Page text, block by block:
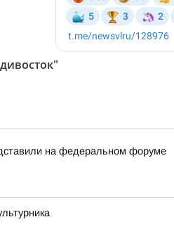
на федеральном форуме